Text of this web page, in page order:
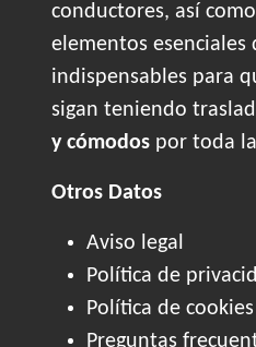
conductores, así
elementos esenciales
indispensables para
sigan teniendo
y cómodos por toda
Otros Datos
Aviso legal
Política de
Política de cookies
Preguntas